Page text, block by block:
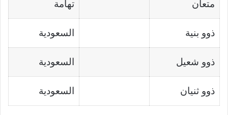
متعان تهامة
ذوو بنية السعودية
ذوو شعيل السعودية
ذوو ثنيان السعودية